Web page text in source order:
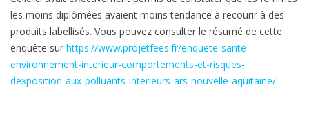
les moins diplômées avaient moins tendance à recourir à des
produits labellisés. Vous pouvez consulter le résumé de cette
enquête sur https://www.projetfees.fr/enquete-sante-
environnement-interieur-comportements-et-risques-
dexposition-aux-polluants-interieurs-ars-nouvelle-aquitaine/